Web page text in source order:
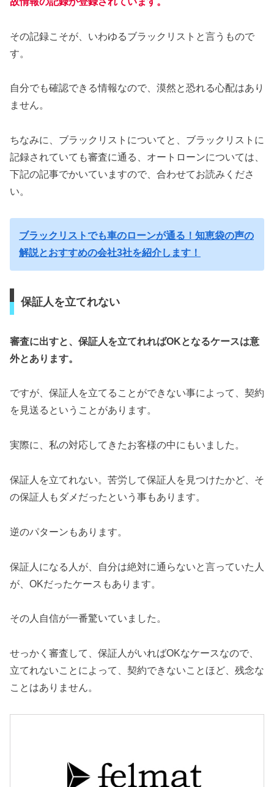
その記録こそが、いわゆるブラックリストと言うもので
す。
自分でも確認できる情報なので、漠然と恐れる心配はあり
ません。
ちなみに、ブラックリストについてと、ブラックリストに
記録されていても審査に通る、オートローンについては、
下記の記事でかいていますので、合わせてお読みくださ
い。
ブラックリストでも車のローンが通る！知恵袋の声の
解説とおすすめの会社3社を紹介します！
保証人を立てれない
審査に出すと、保証人を立てれればOKとなるケースは意
外とあります。
ですが、保証人を立てることができない事によって、契約
を見送るということがあります。
実際に、私の対応してきたお客様の中にもいました。
保証人を立てれない。苦労して保証人を見つけたかど、そ
の保証人もダメだったという事もあります。
逆のパターンもあります。
保証人になる人が、自分は絶対に通らないと言っていた人
が、OKだったケースもあります。
その人自信が一番驚いていました。
せっかく審査して、保証人がいればOKなケースなので、
立てれないことによって、契約できないことほど、残念な
ことはありません。